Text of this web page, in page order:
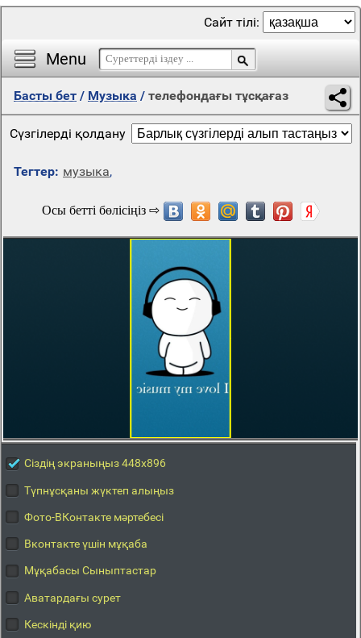
Menu
Сайт тілі:
Басты бет / Музыка / телефондағы тұсқағаз
Сүзгілерді қолдану
Тегтер: музыка,
Сіздің экраныңыз 448x896
Түпнұсқаны жүктеп алыңыз
Фото-ВКонтакте мәртебесі
Вконтакте үшін мұқаба
Мұқабасы Сыныптастар
Аватардағы сурет
Кескінді қию